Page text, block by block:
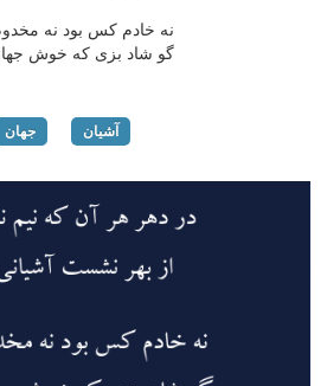
نه خادم کس بود نه
گو شاد بزی که خوش
آشیان جهان